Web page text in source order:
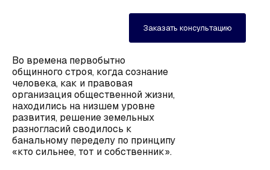
Заказать консультацию
Во времена первобытно
общинного строя, когда сознание
человека, как и правовая
организация общественной жизни,
находились на низшем уровне
развития, решение земельных
разногласий сводилось к
банальному переделу по принципу
«кто сильнее, тот и собственник».